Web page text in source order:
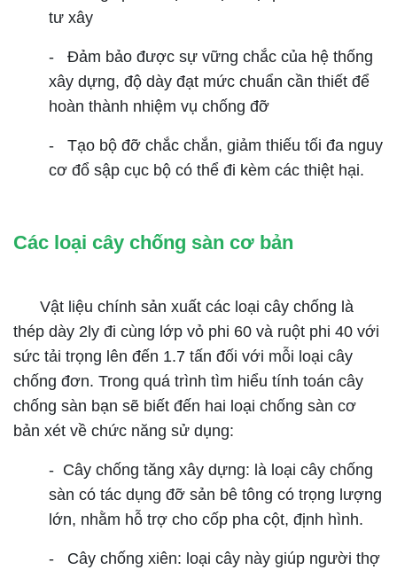
tư xây
- Đảm bảo được sự vững chắc của hệ thống
xây dựng, độ dày đạt mức chuẩn cần thiết để
hoàn thành nhiệm vụ chống đỡ
- Tạo bộ đỡ chắc chắn, giảm thiếu tối đa nguy
cơ đổ sập cục bộ có thể đi kèm các thiệt hại.
Các loại cây chống sàn cơ bản
Vật liệu chính sản xuất các loại cây chống là
thép dày 2ly đi cùng lớp vỏ phi 60 và ruột phi 40 với
sức tải trọng lên đến 1.7 tấn đối với mỗi loại cây
chống đơn. Trong quá trình tìm hiểu tính toán cây
chống sàn bạn sẽ biết đến hai loại chống sàn cơ
bản xét về chức năng sử dụng:
- Cây chống tăng xây dựng: là loại cây chống
sàn có tác dụng đỡ sản bê tông có trọng lượng
lớn, nhằm hỗ trợ cho cốp pha cột, định hình.
- Cây chống xiên: loại cây này giúp người thợ